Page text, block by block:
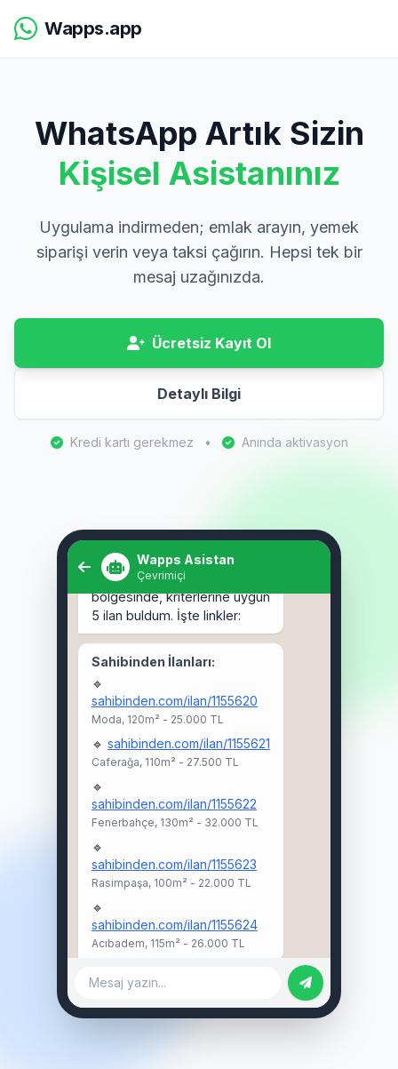
Wapps.app
WhatsApp Artık Sizin
Kişisel Asistanınız
Uygulama indirmeden; emlak arayın, yemek
siparişi verin veya taksi çağırın. Hepsi tek bir
mesaj uzağınızda.
Ücretsiz Kayıt Ol
Detaylı Bilgi
Kredi kartı gerekmez • Anında aktivasyon
Wapps Asistan
Çevrimiçi
ev arıyorum. 🏠
Selam Ahmet! 👋 Kadıköy
bölgesinde, kriterlerine uygun
5 ilan buldum. İşte linkler:
Sahibinden İlanları:
🔹
sahibinden.com/ilan/1155620
Moda, 120m² - 25.000 TL
🔹 sahibinden.com/ilan/1155621
Caferağa, 110m² - 27.500 TL
🔹
sahibinden.com/ilan/1155622
Fenerbahçe, 130m² - 32.000 TL
🔹
sahibinden.com/ilan/1155623
Rasimpaşa, 100m² - 22.000 TL
🔹
sahibinden.com/ilan/1155624
Acıbadem, 115m² - 26.000 TL
Mesaj yazın...